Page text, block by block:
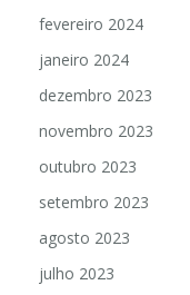
fevereiro 2024
janeiro 2024
dezembro 2023
novembro 2023
outubro 2023
setembro 2023
agosto 2023
julho 2023